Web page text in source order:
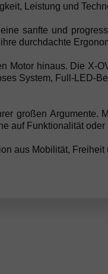
Leistung und
sanfte und
durchdachte
Motor hinaus. Die X-
System, Full-LED-
großen
auf Funktionalität
aus Mobilität, Freiheit